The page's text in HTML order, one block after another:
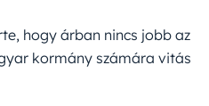
hogy árban nincs jobb az
kormány számára vitás